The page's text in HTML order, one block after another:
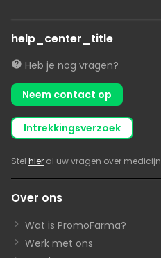
help_center_title
Heb je nog vragen?
Neem contact op
intrekkingsverzoek
Stel hier al uw vragen over
Over ons
Wat is PromoFarma?
Werk met ons